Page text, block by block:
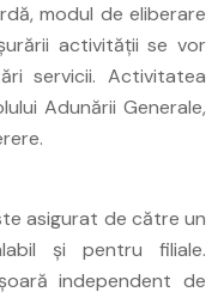
modul de eliberare
activităţii se vor
servicii. Activitatea
Adunării Generale,
asigurat de către un
şi pentru filiale.
independent de